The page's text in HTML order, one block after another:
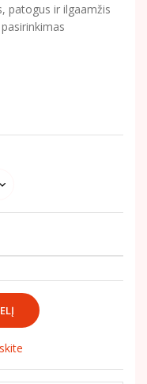
patogus ir ilgaamžis